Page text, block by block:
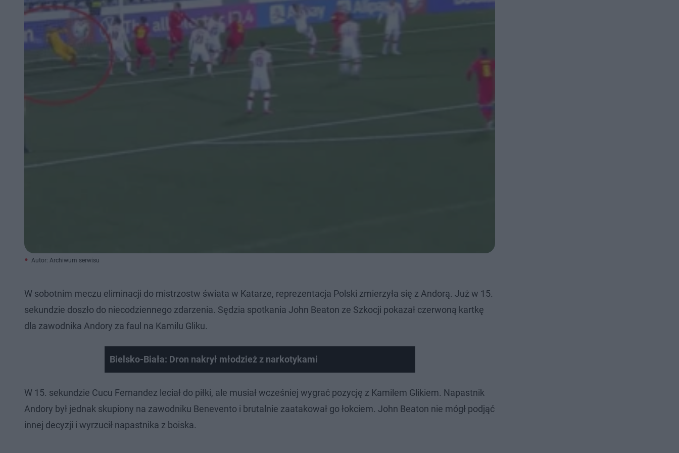
Autor: Archiwum serwisu
W sobotnim meczu eliminacji do mistrzostw świata w Katarze, reprezentacja Polski zmierzyła się z Andorą. Już w 15.
sekundzie doszło do niecodziennego zdarzenia. Sędzia spotkania John Beaton ze Szkocji pokazał czerwoną kartkę
dla zawodnika Andory za faul na Kamilu Gliku.
Bielsko-Biała: Dron nakrył młodzież z narkotykami
W 15. sekundzie Cucu Fernandez leciał do piłki, ale musiał wcześniej wygrać pozycję z Kamilem Glikiem. Napastnik
Andory był jednak skupiony na zawodniku Benevento i brutalnie zaatakował go łokciem. John Beaton nie mógł podjąć
innej decyzji i wyrzucił napastnika z boiska.